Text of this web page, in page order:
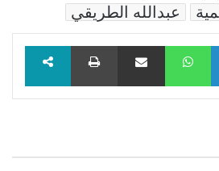
عبدالله الطريقي
LinkedIn
WhatsAppمشاركة عبر البريد طباعة